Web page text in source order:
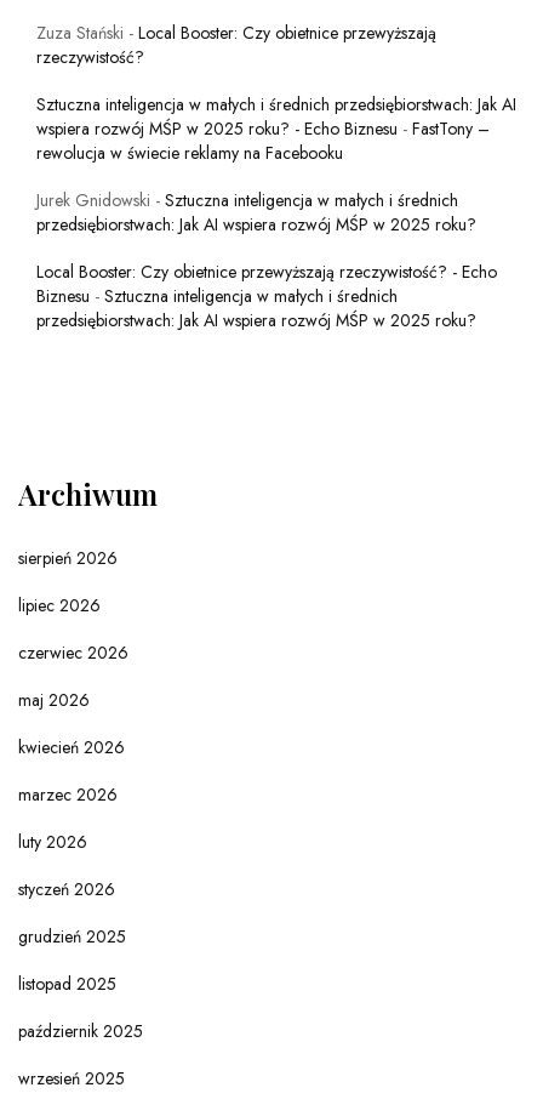
Zuza Stański - Local Booster: Czy obietnice przewyższają
rzeczywistość?
Sztuczna inteligencja w małych i średnich przedsiębiorstwach: Jak AI
wspiera rozwój MŚP w 2025 roku? - Echo Biznesu - FastTony –
rewolucja w świecie reklamy na Facebooku
Jurek Gnidowski - Sztuczna inteligencja w małych i średnich
przedsiębiorstwach: Jak AI wspiera rozwój MŚP w 2025 roku?
Local Booster: Czy obietnice przewyższają rzeczywistość? - Echo
Biznesu - Sztuczna inteligencja w małych i średnich
przedsiębiorstwach: Jak AI wspiera rozwój MŚP w 2025 roku?
Archiwum
sierpień 2026
lipiec 2026
czerwiec 2026
maj 2026
kwiecień 2026
marzec 2026
luty 2026
styczeń 2026
grudzień 2025
listopad 2025
październik 2025
wrzesień 2025